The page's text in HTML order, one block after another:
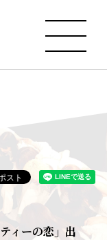
ィーの恋」出